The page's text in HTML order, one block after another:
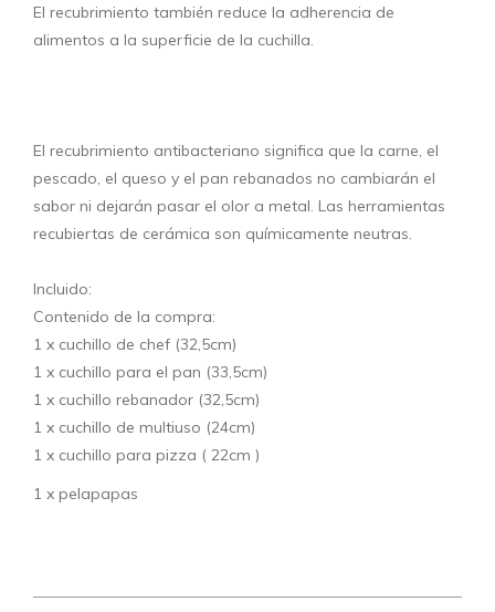
El recubrimiento también reduce la adherencia de
alimentos a la superficie de la cuchilla.
El recubrimiento antibacteriano significa que la carne, el
pescado, el queso y el pan rebanados no cambiarán el
sabor ni dejarán pasar el olor a metal. Las herramientas
recubiertas de cerámica son químicamente neutras.
Incluido:
Contenido de la compra:
1 x cuchillo de chef (32,5cm)
1 x cuchillo para el pan (33,5cm)
1 x cuchillo rebanador (32,5cm)
1 x cuchillo de multiuso (24cm)
1 x cuchillo para pizza ( 22cm )
1 x pelapapas